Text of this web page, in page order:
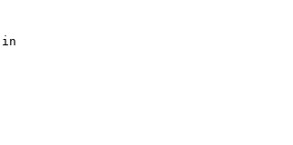
in